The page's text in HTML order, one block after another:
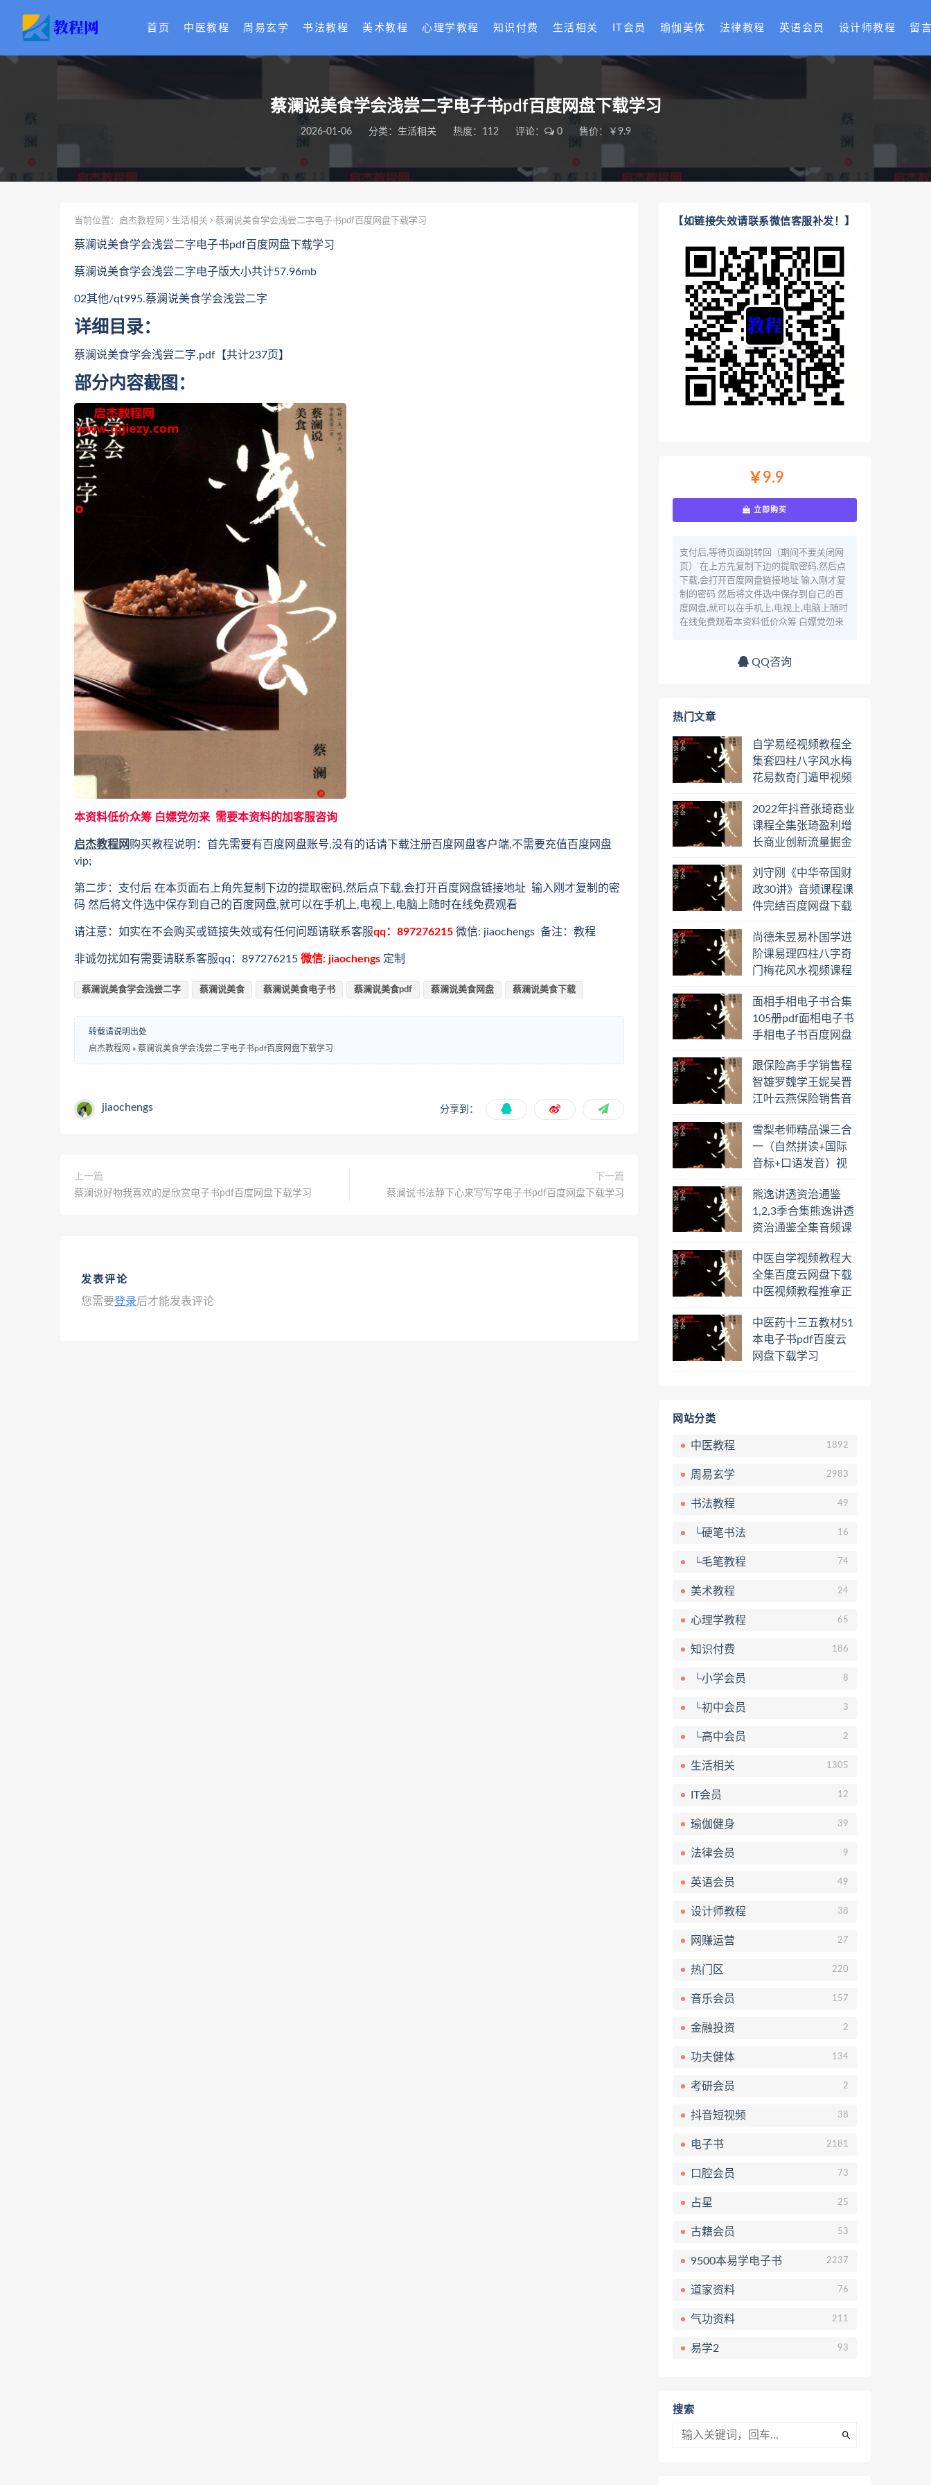
首页 中医教程 周易玄学 书法教程 美术教程 心理学教程 知识付费 生活相关 IT会员 瑜伽美体 法律教程 英语会员 设计师教程 留
蔡澜说美食学会浅尝二字电子书pdf百度网盘下载学习
2026-01-06 分类： 生活相关 热度：112 评论： 0 售价：￥9.9
当前位置： 启杰教程网 生活相关 蔡澜说美食学会浅尝二字电子书pdf百度网盘下载学习
蔡澜说美食学会浅尝二字电子书pdf百度网盘下载学习
蔡澜说美食学会浅尝二字电子版大小共计57.96mb
02其他/qt995.蔡澜说美食学会浅尝二字
详细目录：
蔡澜说美食学会浅尝二字.pdf【共计237页】
部分内容截图：
本资料低价众筹 白嫖党勿来 需要本资料的加客服咨询
启杰教程网购买教程说明：首先需要有百度网盘账号,没有的话请下载注册百度网盘客户端,不需要充值百度网盘
vip;
第二步：支付后 在本页面右上角先复制下边的提取密码,然后点下载,会打开百度网盘链接地址 输入刚才复制的密
码 然后将文件选中保存到自己的百度网盘,就可以在手机上,电视上,电脑上随时在线免费观看
请注意：如实在不会购买或链接失效或有任何问题请联系客服qq：897276215 微信: jiaochengs 备注：教程
非诚勿扰如有需要请联系客服qq：897276215 微信: jiaochengs 定制
蔡澜说美食学会浅尝二字 蔡澜说美食 蔡澜说美食电子书 蔡澜说美食pdf 蔡澜说美食网盘 蔡澜说美食下载
转载请说明出处
启杰教程网 » 蔡澜说美食学会浅尝二字电子书pdf百度网盘下载学习
jiaochengs 分享到：
上一篇
蔡澜说好物我喜欢的是欣赏电子书pdf百度网盘下载学习
下一篇
蔡澜说书法静下心来写写字电子书pdf百度网盘下载学习
发表评论
您需要登录后才能发表评论
【如链接失效请联系微信客服补发！】
￥9.9
立即购买
支付后,等待页面跳转回（期间不要关闭网
页） 在上方先复制下边的提取密码,然后点
下载,会打开百度网盘链接地址 输入刚才复
制的密码 然后将文件选中保存到自己的百
度网盘,就可以在手机上,电视上,电脑上随时
在线免费观看本资料低价众筹 白嫖党勿来
QQ咨询
热门文章
自学易经视频教程全
集套四柱八字风水梅
花易数奇门遁甲视频
日罗盘教程百度云网
盘会员
2022年抖音张琦商业
课程全集张琦盈利增
长商业创新流量掘金
盘下载学习
刘守刚《中华帝国财
政30讲》音频课程课
件完结百度网盘下载
尚德朱昱易朴国学进
阶课易理四柱八字奇
门梅花风水视频课程
学习
面相手相电子书合集
105册pdf面相电子书
手相电子书百度网盘
跟保险高手学销售程
智雄罗魏学王妮吴晋
江叶云燕保险销售音
盘下载学习
雪梨老师精品课三合
一（自然拼读+国际
音标+口语发音）视
载学习
熊逸讲透资治通鉴
1,2,3季合集熊逸讲透
资治通鉴全集音频课
一二三辑合集百度云
网盘下载学习
中医自学视频教程大
全集百度云网盘下载
中医视频教程推拿正
经络脉诊面诊舌诊手
诊私密终身会员百度
网盘共享群
中医药十三五教材51
本电子书pdf百度云
网盘下载学习
网站分类
中医教程 1892
周易玄学 2983
书法教程 49
└硬笔书法 16
└毛笔教程 74
美术教程 24
心理学教程 65
知识付费 186
└小学会员 8
└初中会员 3
└高中会员 2
生活相关 1305
IT会员 12
瑜伽健身 39
法律会员 9
英语会员 49
设计师教程 38
网赚运营 27
热门区 220
音乐会员 157
金融投资 2
功夫健体 134
考研会员 2
抖音短视频 38
电子书 2181
口腔会员 73
占星 25
古籍会员 53
9500本易学电子书 2237
道家资料 76
气功资料 211
易学2 93
搜索